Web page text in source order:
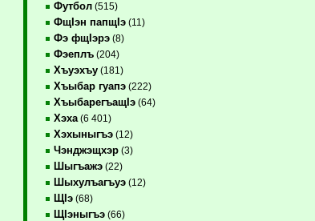
Футбол(515)
ФщIэн папщIэ(11)
Фэ фщIэрэ(8)
Фэеплъ(204)
Хъуэхъу(181)
Хъыбар гуапэ(222)
ХъыбарегъащIэ(64)
Хэха(6 401)
Хэхыныгъэ(12)
Чэнджэщхэр(3)
Шыгъажэ(22)
Шыхулъагъуэ(12)
ЩIэ(68)
ЩIэныгъэ(66)